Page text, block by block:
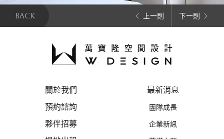
BACK 上一則 下一則
關於我們
預約諮詢
夥伴招募
最新消息
團隊成長
企業新訊